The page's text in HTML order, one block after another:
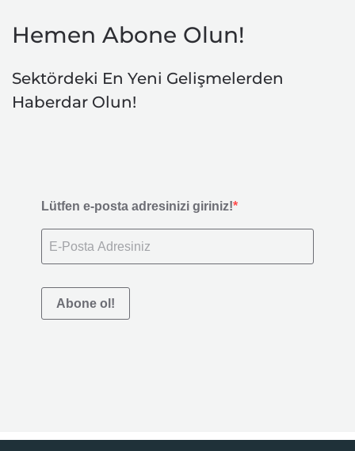
Hemen Abone Olun!
Sektördeki En Yeni Gelişmelerden
Haberdar Olun!
Lütfen e-posta adresinizi giriniz!
Abone ol!